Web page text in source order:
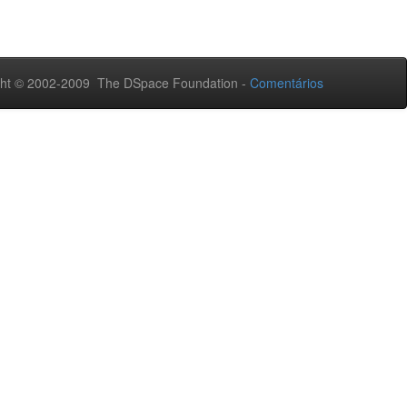
© 2002-2009 The DSpace Foundation - Comentários